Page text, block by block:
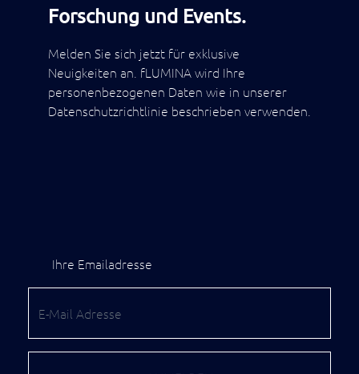
Forschung und Events.
Melden Sie sich jetzt für exklusive
Neuigkeiten an. fLUMINA wird Ihre
personenbezogenen Daten wie in unserer
Datenschutzrichtlinie beschrieben verwenden.
Ihre Emailadresse